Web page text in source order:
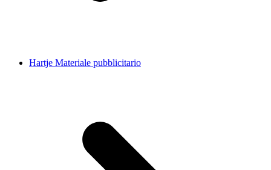
Hartje Materiale pubblicitario